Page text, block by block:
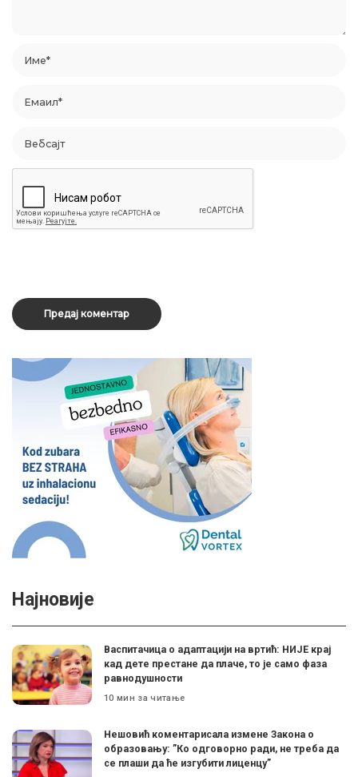
Најновије
Васпитачица о адаптацији на вртић: НИЈЕ крај
кад дете престане да плаче, то је само фаза
равнодушности
10 мин за читање
Нешовић коментарисала измене Закона о
образовању: ”Ко одговорно ради, не треба да
се плаши да ће изгубити лиценцу”